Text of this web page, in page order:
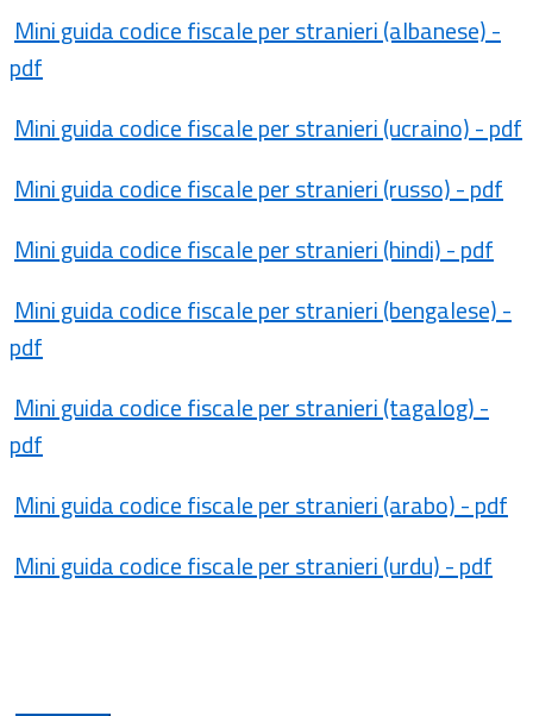
Mini guida codice fiscale per stranieri (albanese) -
pdf
Mini guida codice fiscale per stranieri (ucraino) - pdf
Mini guida codice fiscale per stranieri (russo) - pdf
Mini guida codice fiscale per stranieri (hindi) - pdf
Mini guida codice fiscale per stranieri (bengalese) -
pdf
Mini guida codice fiscale per stranieri (tagalog) -
pdf
Mini guida codice fiscale per stranieri (arabo) - pdf
Mini guida codice fiscale per stranieri (urdu) - pdf